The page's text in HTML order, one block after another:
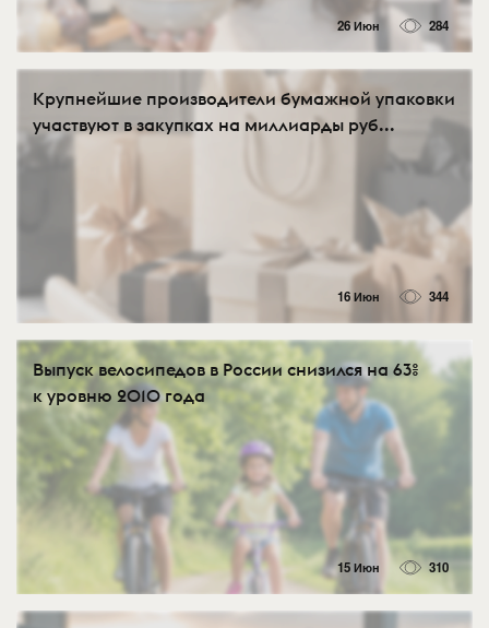
26 Июн 284
Крупнейшие производители бумажной упаковки
участвуют в закупках на миллиарды руб...
16 Июн 344
Выпуск велосипедов в России снизился на 63%
к уровню 2010 года
15 Июн 310